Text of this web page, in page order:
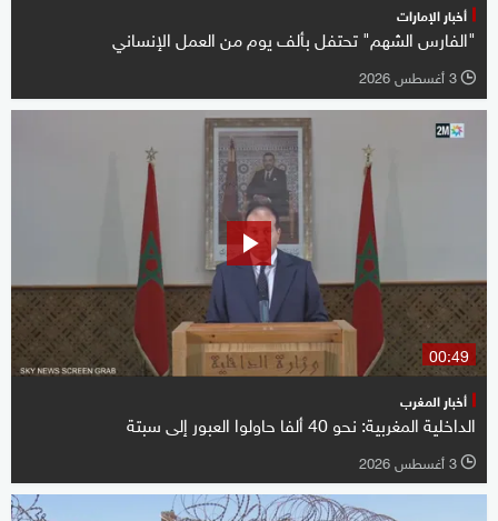
أخبار الإمارات
"الفارس الشهم" تحتفل بألف يوم من العمل الإنساني
l 3 أغسطس 2026
00:49
أخبار المغرب
الداخلية المغربية: نحو 40 ألفا حاولوا العبور إلى سبتة
l 3 أغسطس 2026